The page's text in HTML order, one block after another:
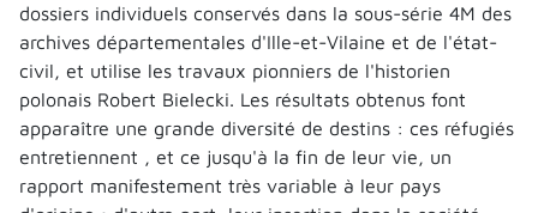
dossiers individuels conservés dans la sous-série 4M des
archives départementales d'Ille-et-Vilaine et de l'état-
civil, et utilise les travaux pionniers de l'historien
polonais Robert Bielecki. Les résultats obtenus font
apparaître une grande diversité de destins : ces réfugiés
entretiennent , et ce jusqu'à la fin de leur vie, un
rapport manifestement très variable à leur pays